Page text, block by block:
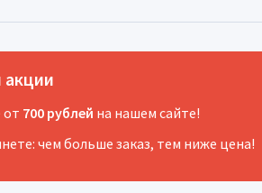
от 700 рублей на нашем сайте!
чем больше заказ, тем ниже цена!